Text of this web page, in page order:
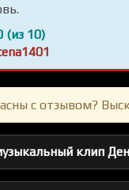
(из 10)
с отзывом?
клип